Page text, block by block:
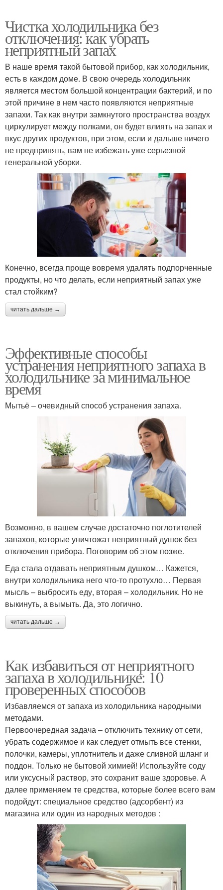
Чистка холодильника без
отключения: как убрать
неприятный запах
В наше время такой бытовой прибор, как холодильник,
есть в каждом доме. В свою очередь холодильник
является местом большой концентрации бактерий, и по
этой причине в нем часто появляются неприятные
запахи. Так как внутри замкнутого пространства воздух
циркулирует между полками, он будет влиять на запах и
вкус других продуктов, при этом, если и дальше ничего
не предпринять, вам не избежать уже серьезной
генеральной уборки.
Конечно, всегда проще вовремя удалять подпорченные
продукты, но что делать, если неприятный запах уже
стал стойким?
читать дальше →
Эффективные способы
устранения неприятного запаха в
холодильнике за минимальное
время
Мытьё – очевидный способ устранения запаха.
Возможно, в вашем случае достаточно поглотителей
запахов, которые уничтожат неприятный душок без
отключения прибора. Поговорим об этом позже.
Еда стала отдавать неприятным душком… Кажется,
внутри холодильника него что-то протухло… Первая
мысль – выбросить еду, вторая – холодильник. Но не
выкинуть, а вымыть. Да, это логично.
читать дальше →
Как избавиться от неприятного
запаха в холодильнике: 10
проверенных способов
Избавляемся от запаха из холодильника народными
методами.
Первоочередная задача – отключить технику от сети,
убрать содержимое и как следует отмыть все стенки,
полочки, камеры, уплотнитель и даже сливной шланг и
поддон. Только не бытовой химией! Используйте соду
или уксусный раствор, это сохранит ваше здоровье. А
далее применяем те средства, которые более всего вам
подойдут: специальное средство (адсорбент) из
магазина или один из народных методов :